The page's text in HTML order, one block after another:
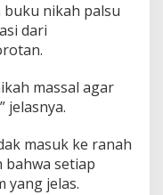
buku nikah palsu
dari
massal agar
jelasnya.
masuk ke ranah
setiap
yang jelas.